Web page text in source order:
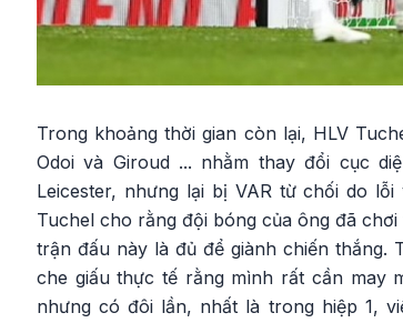
Trong khoảng thời gian còn lại, HLV
Odoi và Giroud ... nhằm thay đổi cục
Leicester, nhưng lại bị VAR từ chối do
Tuchel cho rằng đội bóng của ông đã
trận đấu này là đủ để giành chiến thắng.
che giấu thực tế rằng mình rất cần may
nhưng có đôi lần, nhất là trong hiệp 1,